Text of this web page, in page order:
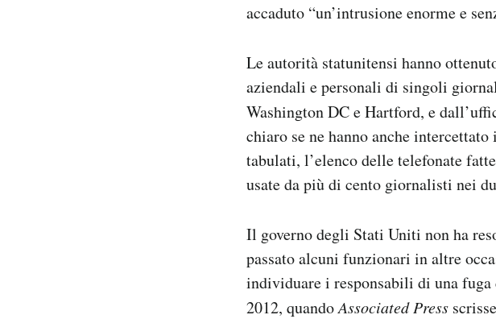
accaduto “un’intrusione enorme e
Le autorità statunitensi hanno
aziendali e personali di singoli
Washington DC e Hartford, e
chiaro se ne hanno anche
tabulati, l’elenco delle telefonate
usate da più di cento giornalisti nei
Il governo degli Stati Uniti non ha
passato alcuni funzionari in altre
individuare i responsabili di una
2012, quandoAssociated Press